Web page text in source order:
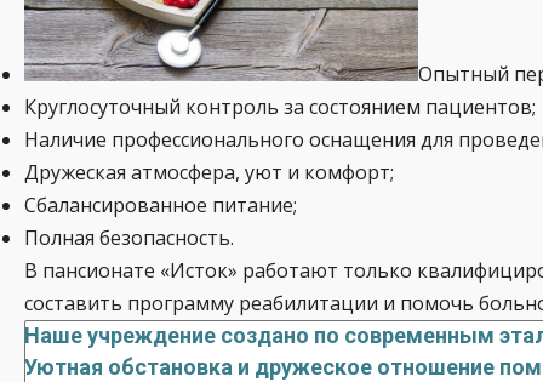
Опытный
Круглосуточный контроль за состоянием пациентов;
Наличие профессионального оснащения для
Дружеская атмосфера, уют и комфорт;
Сбалансированное питание;
Полная безопасность.
В пансионате «Исток» работают только
составить программу реабилитации и помочь
Наше учреждение создано по современным
Уютная обстановка и дружеское отношение